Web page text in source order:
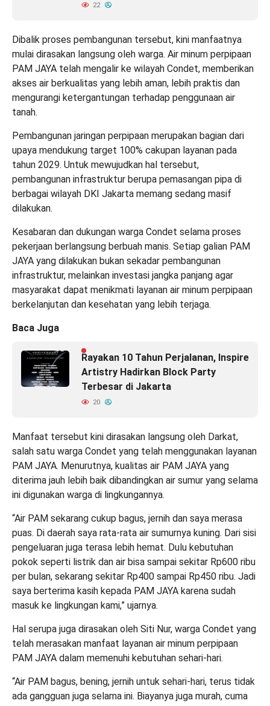
22
Dibalik proses pembangunan tersebut, kini manfaatnya
mulai dirasakan langsung oleh warga. Air minum perpipaan
PAM JAYA telah mengalir ke wilayah Condet, memberikan
akses air berkualitas yang lebih aman, lebih praktis dan
mengurangi ketergantungan terhadap penggunaan air
tanah.
Pembangunan jaringan perpipaan merupakan bagian dari
upaya mendukung target 100% cakupan layanan pada
tahun 2029. Untuk mewujudkan hal tersebut,
pembangunan infrastruktur berupa pemasangan pipa di
berbagai wilayah DKI Jakarta memang sedang masif
dilakukan.
Kesabaran dan dukungan warga Condet selama proses
pekerjaan berlangsung berbuah manis. Setiap galian PAM
JAYA yang dilakukan bukan sekadar pembangunan
infrastruktur, melainkan investasi jangka panjang agar
masyarakat dapat menikmati layanan air minum perpipaan
berkelanjutan dan kesehatan yang lebih terjaga.
Baca Juga
Rayakan 10 Tahun Perjalanan, Inspire
Artistry Hadirkan Block Party
Terbesar di Jakarta
20
Manfaat tersebut kini dirasakan langsung oleh Darkat,
salah satu warga Condet yang telah menggunakan layanan
PAM JAYA. Menurutnya, kualitas air PAM JAYA yang
diterima jauh lebih baik dibandingkan air sumur yang selama
ini digunakan warga di lingkungannya.
“Air PAM sekarang cukup bagus, jernih dan saya merasa
puas. Di daerah saya rata-rata air sumurnya kuning. Dari sisi
pengeluaran juga terasa lebih hemat. Dulu kebutuhan
pokok seperti listrik dan air bisa sampai sekitar Rp600 ribu
per bulan, sekarang sekitar Rp400 sampai Rp450 ribu. Jadi
saya berterima kasih kepada PAM JAYA karena sudah
masuk ke lingkungan kami,” ujarnya.
Hal serupa juga dirasakan oleh Siti Nur, warga Condet yang
telah merasakan manfaat layanan air minum perpipaan
PAM JAYA dalam memenuhi kebutuhan sehari-hari.
“Air PAM bagus, bening, jernih untuk sehari-hari, terus tidak
ada gangguan juga selama ini. Biayanya juga murah, cuma